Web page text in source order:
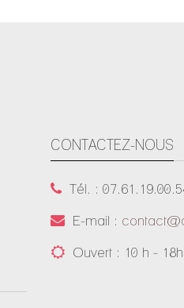
CONTACTEZ-NOUS
Tél. :
E-mail :
Ouvert : 10 h -